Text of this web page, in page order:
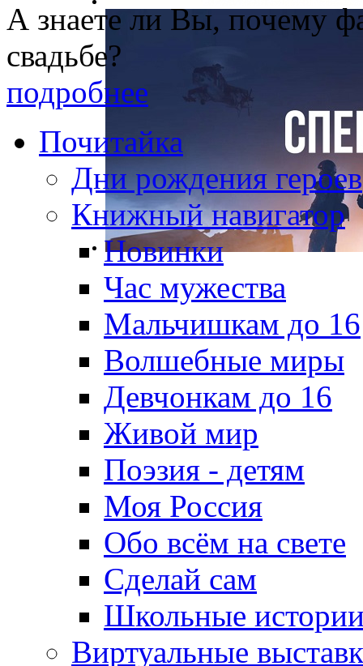
А знаете ли Вы, почему
свадьбе?
подробнее
Почитайка
Дни рождения героев
Книжный навигатор
Новинки
Час мужества
Мальчишкам до 16
Волшебные миры
Девчонкам до 16
Живой мир
Поэзия - детям
Моя Россия
Обо всём на свете
Сделай сам
Школьные
Виртуальные